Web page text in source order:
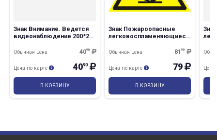
Знак Внимание. Ведется
видеонаблюдение 200*200
4090
Обычная цена
4090
Цена по карте
В КОРЗИНУ
Знак Пожароопасные
легковоспламеняющиеся
пленка
8190
Обычная цена
79
Цена по карте
В КОРЗИНУ
Цена